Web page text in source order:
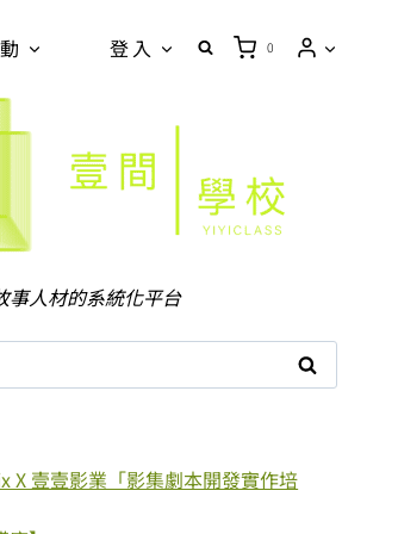
登入 0
事人材的系統化平台
X 壹壹影業「影集劇本開發實作培